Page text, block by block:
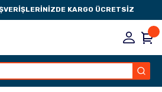
KARGO ÜCRETSİZ
Dön
Dön
Dön
Dön